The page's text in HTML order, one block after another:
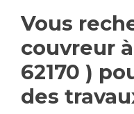
Vous
couvreur
62170 )
des